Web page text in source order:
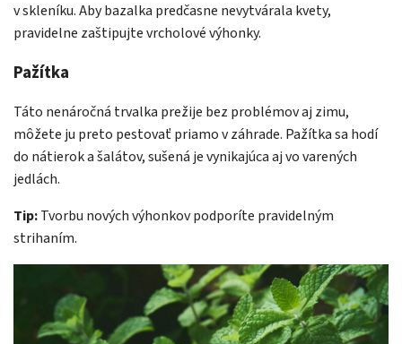
v skleníku. Aby bazalka predčasne nevytvárala kvety,
pravidelne zaštipujte vrcholové výhonky.
Pažítka
Táto nenáročná trvalka prežije bez problémov aj zimu,
môžete ju preto pestovať priamo v záhrade. Pažítka sa hodí
do nátierok a šalátov, sušená je vynikajúca aj vo varených
jedlách.
Tip:Tvorbu nových výhonkov podporíte pravidelným
strihaním.